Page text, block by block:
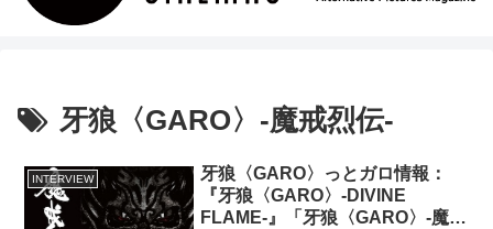
牙狼〈GARO〉-魔戒烈伝-
INTERVIEW
牙狼〈GARO〉っとガロ情報：
『牙狼〈GARO〉-DIVINE
FLAME-』「牙狼〈GARO〉-魔戒